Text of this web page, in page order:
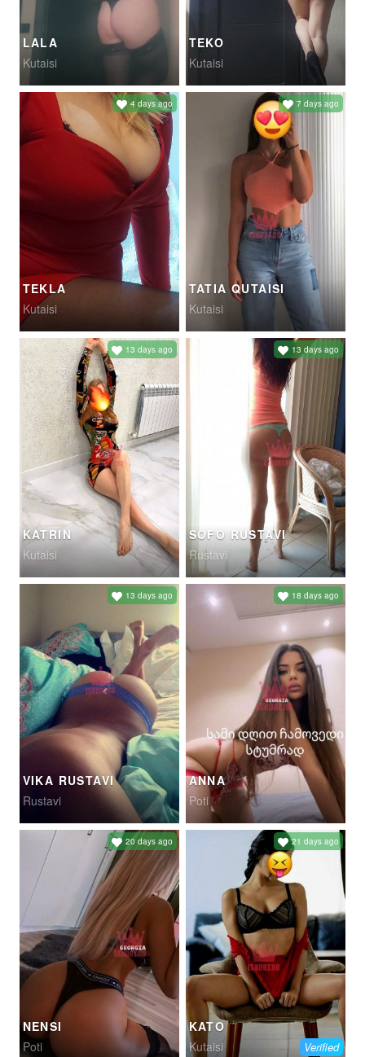
LALA
Kutaisi
TEKO
Kutaisi
TEKLA
Kutaisi
4 days ago
TATIA QUTAISI
Kutaisi
7 days ago
KATRIN
Kutaisi
13 days ago
SOFO RUSTAVI
Rustavi
13 days ago
VIKA RUSTAVI
Rustavi
13 days ago
ANNA
Poti
18 days ago
NENSI
Poti
20 days ago
KATO
Kutaisi
21 days ago
Verified